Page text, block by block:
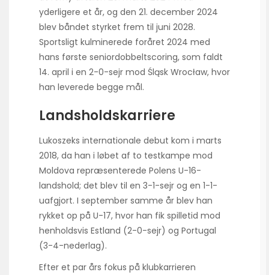
yderligere et år, og den 21. december 2024
blev båndet styrket frem til juni 2028.
Sportsligt kulminerede foråret 2024 med
hans første senior­dobbelt­scoring, som faldt
14. april i en 2-0-sejr mod Śląsk Wrocław, hvor
han leverede begge mål.
Landsholdskarriere
Lukoszeks internationale debut kom i marts
2018, da han i løbet af to testkampe mod
Moldova repræsenterede Polens U-16-
landshold; det blev til en 3-1-sejr og en 1-1-
uafgjort. I september samme år blev han
rykket op på U-17, hvor han fik spilletid mod
henholdsvis Estland (2-0-sejr) og Portugal
(3-4-nederlag).
Efter et par års fokus på klubkarrieren